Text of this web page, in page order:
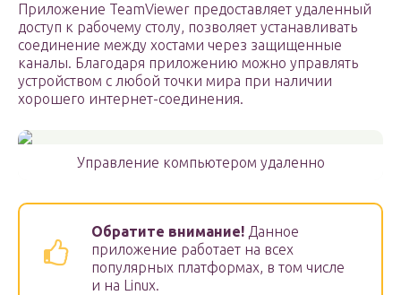
Приложение TeamViewer предоставляет удаленный
доступ к рабочему столу, позволяет устанавливать
соединение между хостами через защищенные
каналы. Благодаря приложению можно управлять
устройством с любой точки мира при наличии
хорошего интернет-соединения.
Управление компьютером удаленно
Обратите внимание! Данное
приложение работает на всех
популярных платформах, в том числе
и на Linux.